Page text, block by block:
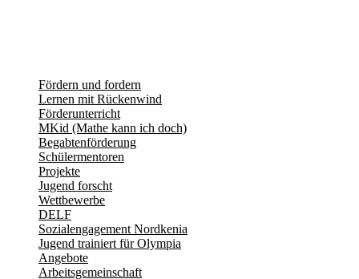
Fördern und fordern
Lernen mit Rückenwind
Förderunterricht
MKid (Mathe kann ich doch)
Begabtenförderung
Schülermentoren
Projekte
Jugend forscht
Wettbewerbe
DELF
Sozialengagement Nordkenia
Jugend trainiert für Olympia
Angebote
Arbeitsgemeinschaft